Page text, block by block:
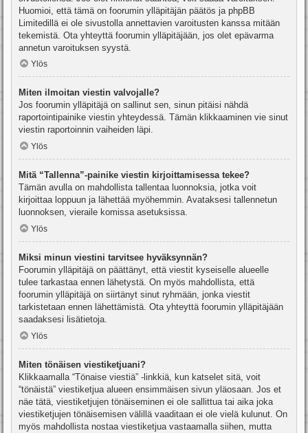
Huomioi, että tämä on foorumin ylläpitäjän päätös ja phpBB
Limitedillä ei ole sivustolla annettavien varoitusten kanssa mitään
tekemistä. Ota yhteyttä foorumin ylläpitäjään, jos olet epävarma
annetun varoituksen syystä.
Ylös
Miten ilmoitan viestin valvojalle?
Jos foorumin ylläpitäjä on sallinut sen, sinun pitäisi nähdä
raportointipainike viestin yhteydessä. Tämän klikkaaminen vie sinut
viestin raportoinnin vaiheiden läpi.
Ylös
Mitä “Tallenna”-painike viestin kirjoittamisessa tekee?
Tämän avulla on mahdollista tallentaa luonnoksia, jotka voit
kirjoittaa loppuun ja lähettää myöhemmin. Avataksesi tallennetun
luonnoksen, vieraile komissa asetuksissa.
Ylös
Miksi minun viestini tarvitsee hyväksynnän?
Foorumin ylläpitäjä on päättänyt, että viestit kyseiselle alueelle
tulee tarkastaa ennen lähetystä. On myös mahdollista, että
foorumin ylläpitäjä on siirtänyt sinut ryhmään, jonka viestit
tarkistetaan ennen lähettämistä. Ota yhteyttä foorumin ylläpitäjään
saadaksesi lisätietoja.
Ylös
Miten tönäisen viestiketjuani?
Klikkaamalla “Tönaise viestiä” -linkkiä, kun katselet sitä, voit
“tönäistä” viestiketjua alueen ensimmäisen sivun yläosaan. Jos et
näe tätä, viestiketjujen tönäiseminen ei ole sallittua tai aika joka
viestiketjujen tönäisemisen välillä vaaditaan ei ole vielä kulunut. On
myös mahdollista nostaa viestiketjua vastaamalla siihen, mutta